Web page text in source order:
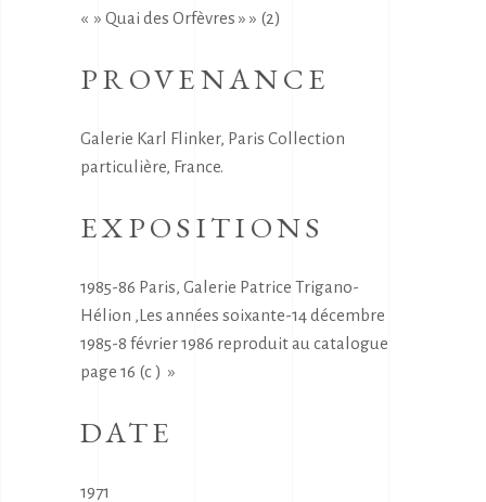
« » Quai des Orfèvres » » (2)
PROVENANCE
Galerie Karl Flinker, Paris Collection
particulière, France.
EXPOSITIONS
1985-86 Paris, Galerie Patrice Trigano-
Hélion ,Les années soixante-14 décembre
1985-8 février 1986 reproduit au catalogue
page 16 (c ) »
DATE
1971